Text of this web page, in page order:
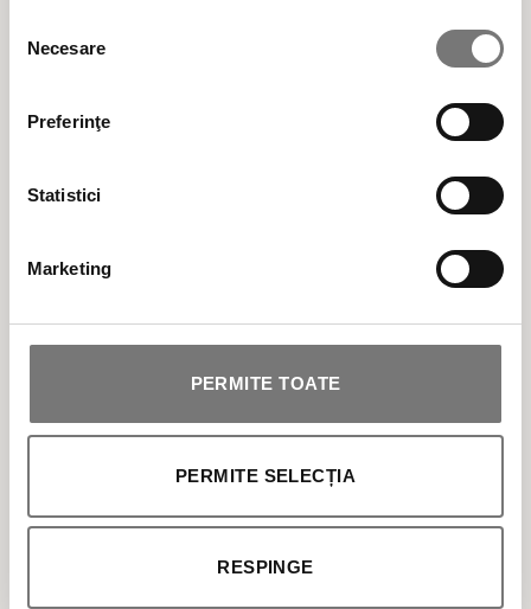
consimțământului
Necesare
Preferinţe
Statistici
Marketing
PERMITE TOATE
PERMITE SELECȚIA
RESPINGE
Transport gratuit pentru comenzile de peste 300 LEI